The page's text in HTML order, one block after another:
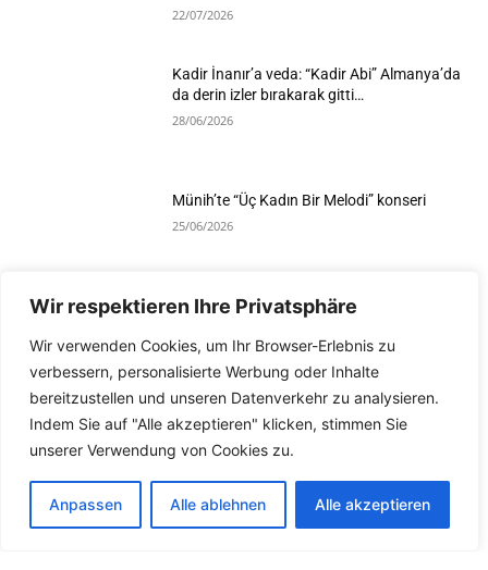
Wir respektieren Ihre Privatsphäre
Wir verwenden Cookies, um Ihr Browser-Erlebnis zu
verbessern, personalisierte Werbung oder Inhalte
bereitzustellen und unseren Datenverkehr zu analysieren.
Indem Sie auf "Alle akzeptieren" klicken, stimmen Sie
unserer Verwendung von Cookies zu.
Anpassen Alle ablehnen Alle akzeptieren
22/07/2026
Kadir İnanır’a veda: “Kadir Abi” Almanya’da
da derin izler bırakarak gitti…
28/06/2026
Münih’te “Üç Kadın Bir Melodi” konseri
25/06/2026
Devamını Göster